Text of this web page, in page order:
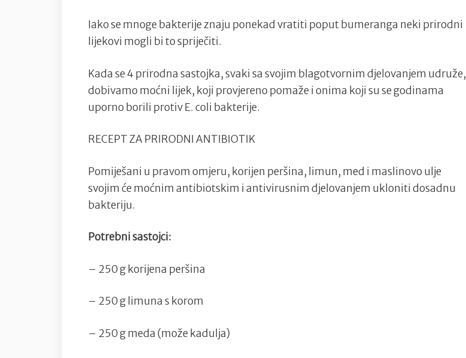
Iako se mnoge bakterije znaju ponekad vratiti poput bumeranga neki prirodni
lijekovi mogli bi to spriječiti.
Kada se 4 prirodna sastojka, svaki sa svojim blagotvornim djelovanjem udruže,
dobivamo moćni lijek, koji provjereno pomaže i onima koji su se godinama
uporno borili protiv E. coli bakterije.
RECEPT ZA PRIRODNI ANTIBIOTIK
Pomiješani u pravom omjeru, korijen peršina, limun, med i maslinovo ulje
svojim će moćnim antibiotskim i antivirusnim djelovanjem ukloniti dosadnu
bakteriju.
Potrebni sastojci:
– 250 g korijena peršina
– 250 g limuna s korom
– 250 g meda (može kadulja)